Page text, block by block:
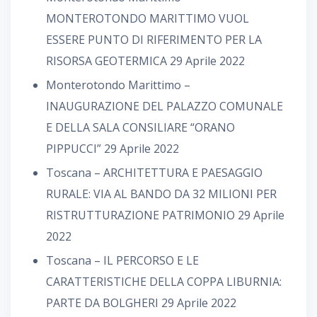
MONTEROTONDO MARITTIMO VUOL
ESSERE PUNTO DI RIFERIMENTO PER LA
RISORSA GEOTERMICA 29 Aprile 2022
Monterotondo Marittimo –
INAUGURAZIONE DEL PALAZZO COMUNALE
E DELLA SALA CONSILIARE “ORANO
PIPPUCCI” 29 Aprile 2022
Toscana – ARCHITETTURA E PAESAGGIO
RURALE: VIA AL BANDO DA 32 MILIONI PER
RISTRUTTURAZIONE PATRIMONIO 29 Aprile
2022
Toscana – IL PERCORSO E LE
CARATTERISTICHE DELLA COPPA LIBURNIA:
PARTE DA BOLGHERI 29 Aprile 2022